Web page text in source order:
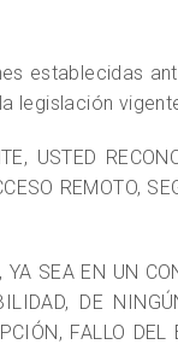
establecidas
legislación
REMOTO,
SEA EN UN
DE
FALLO DEL